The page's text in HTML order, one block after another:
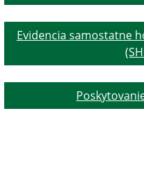
Evidencia samostatne